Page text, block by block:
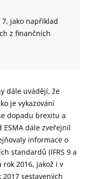
7, jako například
z finančních
dále uvádějí, že
je vykazování
dopadu brexitu a
dále zveřejnil
informace o
standardů (IFRS 9 a
rok 2016, jakož i v
sestavených